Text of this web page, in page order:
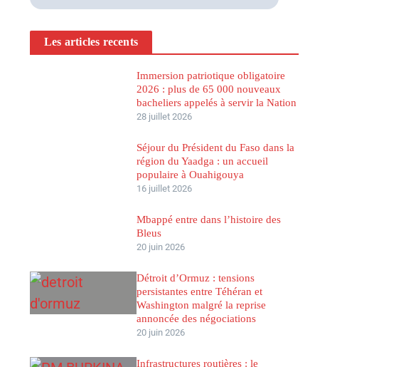
Les articles recents
Immersion patriotique obligatoire
2026 : plus de 65 000 nouveaux
bacheliers appelés à servir la Nation
28 juillet 2026
Séjour du Président du Faso dans la
région du Yaadga : un accueil
populaire à Ouahigouya
16 juillet 2026
Mbappé entre dans l’histoire des
Bleus
20 juin 2026
Détroit d’Ormuz : tensions
persistantes entre Téhéran et
Washington malgré la reprise
annoncée des négociations
20 juin 2026
Infrastructures routières : le